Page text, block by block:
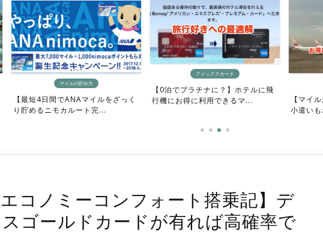
アメックスカード
【0泊でプラチナに？】ホテルに飛
行機にお得に利用できるマ...
【マイルが大量に欲しい人向け】お
【ポイ
方法】
エコノミーコンフォート搭乗記】デ
ゴールドカードが有れば高確率で